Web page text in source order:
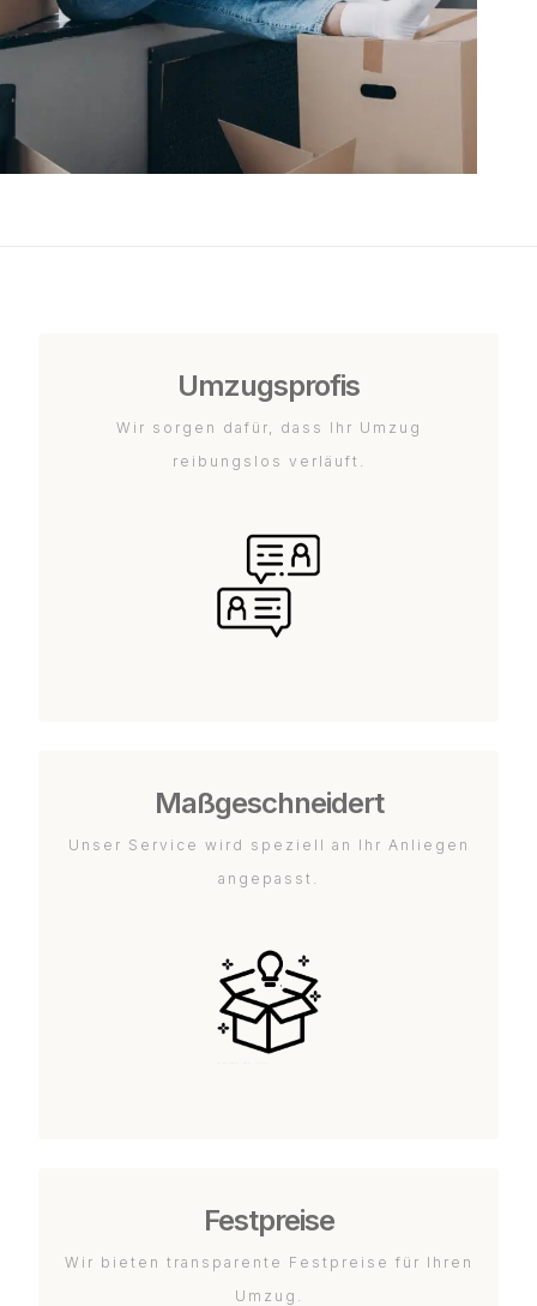
Umzugsprofis
Wir sorgen dafür, dass Ihr Umzug
reibungslos verläuft.
Maßgeschneidert
Unser Service wird speziell an Ihr Anliegen
angepasst.
Festpreise
Wir bieten transparente Festpreise für Ihren
Umzug.